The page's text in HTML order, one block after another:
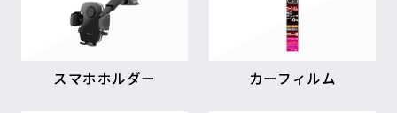
スマホホルダー カーフィルム